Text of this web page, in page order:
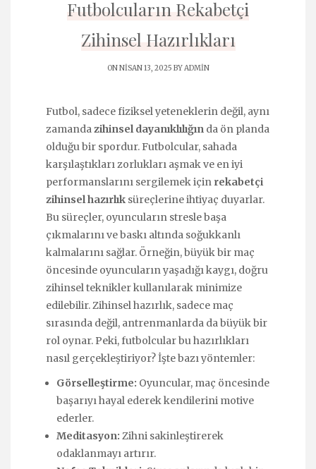
Futbolcuların Rekabetçi
Zihinsel Hazırlıkları
ON NISAN 13, 2025 BYADMIN
Futbol, sadece fiziksel yeteneklerin değil, aynı
zamandazihinsel dayanıklılığın da ön planda
olduğu bir spordur. Futbolcular, sahada
karşılaştıkları zorlukları aşmak ve en iyi
performanslarını sergilemek için rekabetçi
zihinsel hazırlık süreçlerine ihtiyaç duyarlar.
Bu süreçler, oyuncuların stresle başa
çıkmalarını ve baskı altında soğukkanlı
kalmalarını sağlar. Örneğin, büyük bir maç
öncesinde oyuncuların yaşadığı kaygı, doğru
zihinsel teknikler kullanılarak minimize
edilebilir. Zihinsel hazırlık, sadece maç
sırasında değil, antrenmanlarda da büyük bir
rol oynar. Peki, futbolcular bu hazırlıkları
nasıl gerçekleştiriyor? İşte bazı yöntemler:
Görselleştirme: Oyuncular, maç öncesinde
başarıyı hayal ederek kendilerini motive
ederler.
Meditasyon: Zihni sakinleştirerek
odaklanmayı artırır.